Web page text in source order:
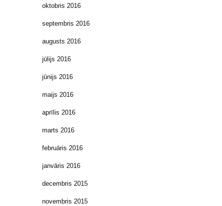
oktobris 2016
septembris 2016
augusts 2016
jūlijs 2016
jūnijs 2016
maijs 2016
aprīlis 2016
marts 2016
februāris 2016
janvāris 2016
decembris 2015
novembris 2015